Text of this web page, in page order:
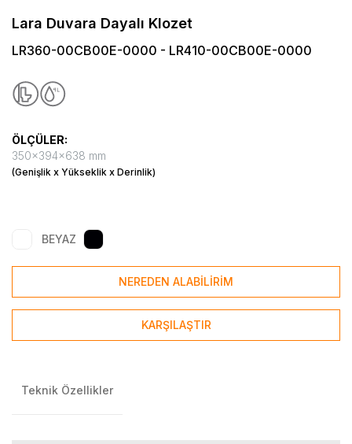
Lara Duvara Dayalı Klozet
LR360-00CB00E-0000 - LR410-00CB00E-0000
ÖLÇÜLER:
350x394x638 mm
(Genişlik x Yükseklik x Derinlik)
BEYAZ
NEREDEN ALABİLİRİM
KARŞILAŞTIR
Teknik Özellikler